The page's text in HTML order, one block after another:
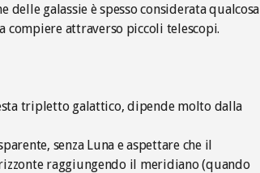
delle galassie è spesso considerata qualcosa
attraverso piccoli telescopi.
tripletto galattico, dipende molto dalla
senza Luna e aspettare che il
raggiungendo il meridiano (quando